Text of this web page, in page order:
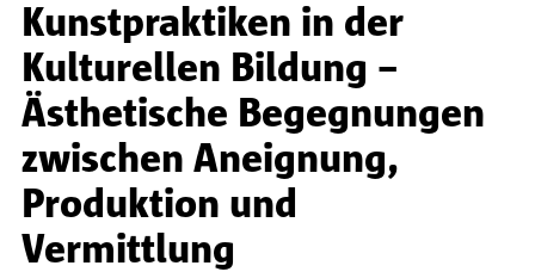
Kunstpraktiken in der
Kulturellen Bildung –
Ästhetische Begegnungen
zwischen Aneignung,
Produktion und
Vermittlung